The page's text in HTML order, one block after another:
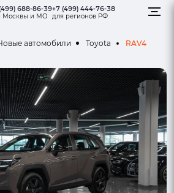
688-86-39
Москвы и МО
+7 (499) 444-76-38
для регионов РФ
автомобили Toyota RAV4